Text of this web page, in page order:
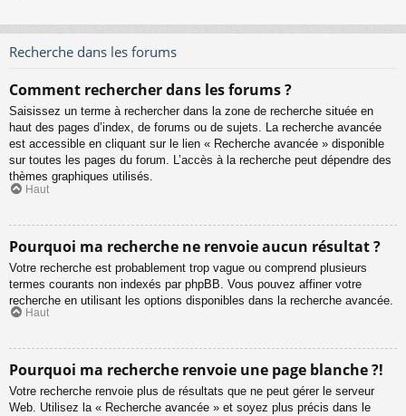
Recherche dans les forums
Comment rechercher dans les forums ?
Saisissez un terme à rechercher dans la zone de recherche située en
haut des pages d’index, de forums ou de sujets. La recherche avancée
est accessible en cliquant sur le lien « Recherche avancée » disponible
sur toutes les pages du forum. L’accès à la recherche peut dépendre des
thèmes graphiques utilisés.
Haut
Pourquoi ma recherche ne renvoie aucun résultat ?
Votre recherche est probablement trop vague ou comprend plusieurs
termes courants non indexés par phpBB. Vous pouvez affiner votre
recherche en utilisant les options disponibles dans la recherche avancée.
Haut
Pourquoi ma recherche renvoie une page blanche ?!
Votre recherche renvoie plus de résultats que ne peut gérer le serveur
Web. Utilisez la « Recherche avancée » et soyez plus précis dans le